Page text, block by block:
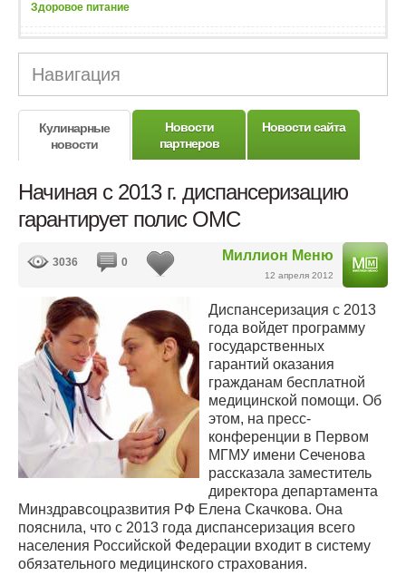
Здоровое питание
Навигация
Кулинарные
новости
Новости
партнеров
Новости сайта
Начиная с 2013 г. диспансеризацию
гарантирует полис ОМС
Миллион Меню
12 апреля 2012
3036 0
Диспансеризация с 2013
года войдет программу
государственных
гарантий оказания
гражданам бесплатной
медицинской помощи. Об
этом, на пресс-
конференции в Первом
МГМУ имени Сеченова
рассказала заместитель
директора департамента
Минздравсоцразвития РФ Елена Скачкова. Она
пояснила, что с 2013 года диспансеризация всего
населения Российской Федерации входит в систему
обязательного медицинского страхования.